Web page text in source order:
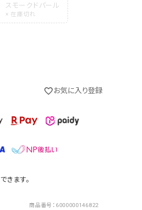
スモークドパール
お気に入り登録
ます。
商品番号 6000000146822